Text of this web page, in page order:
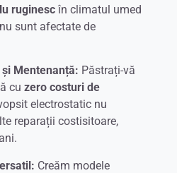
ruginesc în climatul umed
sunt afectate de
și Mentenanță: Păstrați-vă
cu zero costuri de
electrostatic nu
reparații costisitoare,
Creăm modele